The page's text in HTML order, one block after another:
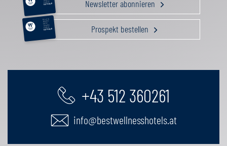
FAMILIE
GUTSCHEIN Newsletter abonnieren
RELAX &
BEAUTY
AKTIV
GENUSS
FAMILIE
GUTSCHEIN Prospekt bestellen
+43 512 360261
info@bestwellnesshotels.at